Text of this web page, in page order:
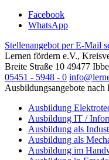
Facebook
WhatsApp
Stellenangebot per E-Mail
Lernen fördern e.V.,
Breite Straße 10 49477
05451 - 5948 - 0
Ausbildungsangebote nach
Ausbildung
Ausbildung IT /
Ausbildung als
Ausbildung als
Ausbildung im